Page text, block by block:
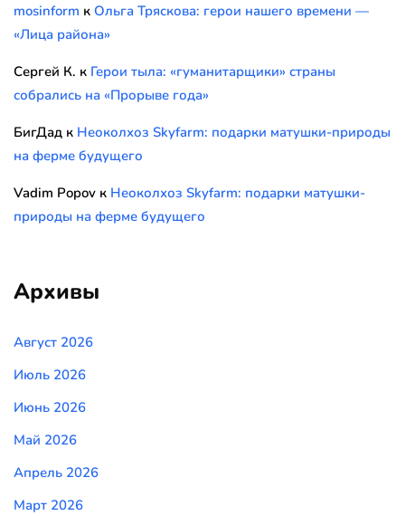
mosinform к Ольга Тряскова: герои нашего времени —
«Лица района»
Сергей К. к Герои тыла: «гуманитарщики» страны
собрались на «Прорыве года»
БигДад к Неоколхоз Skyfarm: подарки матушки-природы
на ферме будущего
Vadim Popov к Неоколхоз Skyfarm: подарки матушки-
природы на ферме будущего
Архивы
Август 2026
Июль 2026
Июнь 2026
Май 2026
Апрель 2026
Март 2026